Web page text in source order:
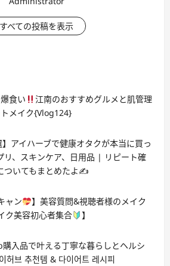
すべての投稿を表示
食い
江南のおすすめグルメと肌管理
メイク{Vlog124}
アイハーブで健康オタクが本当に買っ
リ、スキンケア、日用品 | リピート確
いてもまとめたよ✍
ャン
】美容質問&視聴者様のメイク
ク美容初心者集合
】
入品で叶える丁寧な暮らしとヘルシ
허브 추천템 & 다이어트 레시피